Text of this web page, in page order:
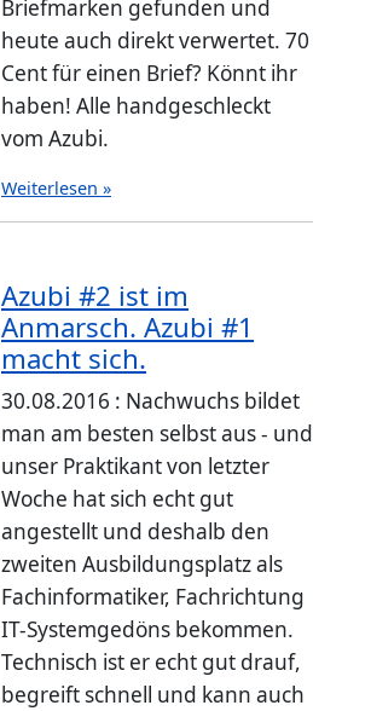
Briefmarken gefunden und
heute auch direkt verwertet. 70
Cent für einen Brief? Könnt ihr
haben! Alle handgeschleckt
vom Azubi.
Weiterlesen »
Azubi #2 ist im
Anmarsch. Azubi #1
macht sich.
30.08.2016 : Nachwuchs bildet
man am besten selbst aus - und
unser Praktikant von letzter
Woche hat sich echt gut
angestellt und deshalb den
zweiten Ausbildungsplatz als
Fachinformatiker, Fachrichtung
IT-Systemgedöns bekommen.
Technisch ist er echt gut drauf,
begreift schnell und kann auch